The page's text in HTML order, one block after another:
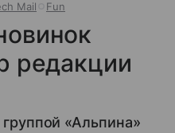
Mail Fun
редакции
«Альпина»